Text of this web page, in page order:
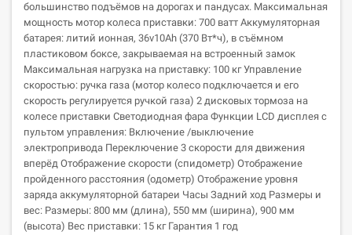
большинство подъёмов на дорогах и пандусах. Максимальная
мощность мотор колеса приставки: 700 ватт Аккумуляторная
батарея: литий ионная, 36v10Ah (370 Вт*ч), в съёмном
пластиковом боксе, закрываемая на встроенный замок
Максимальная нагрузка на приставку: 100 кг Управление
скоростью: ручка газа (мотор колесо подключается и его
скорость регулируется ручкой газа) 2 дисковых тормоза на
колесе приставки Светодиодная фара Функции LCD дисплея с
пультом управления: Включение /выключение
электропривода Переключение 3 скорости для движения
вперёд Отображение скорости (спидометр) Отображение
пройденного расстояния (одометр) Отображение уровня
заряда аккумуляторной батареи Часы Задний ход Размеры и
вес: Размеры: 800 мм (длина), 550 мм (ширина), 900 мм
(высота) Вес приставки: 15 кг Гарантия 1 год